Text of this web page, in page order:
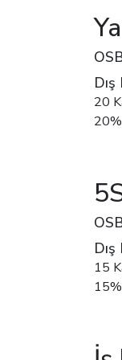
Dış
20
20%
Dış
15
15%